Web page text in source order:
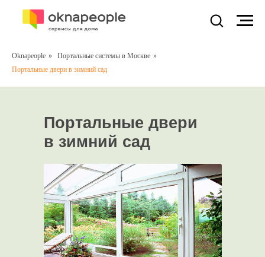
Oknapeople » Портальные системы в Москве »
Портальные двери в зимний сад
Портальные двери
в зимний сад